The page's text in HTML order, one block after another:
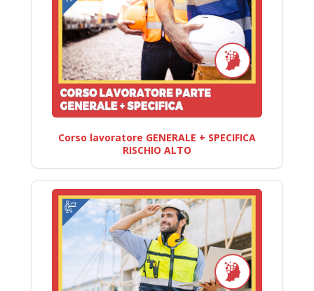
Corso lavoratore GENERALE + SPECIFICA
RISCHIO ALTO